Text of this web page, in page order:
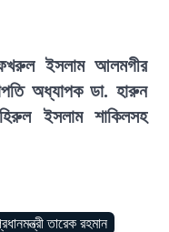
ফখরুল ইসলাম আলমগীর
অধ্যাপক ডা. হারুন
ইসলাম শাকিলসহ
তারেক রহমান